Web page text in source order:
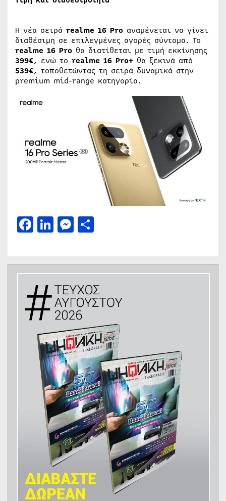
Η νέα σειρά realme 16 Pro αναμένεται να γίνει
διαθέσιμη σε επιλεγμένες αγορές σύντομα. Το
realme 16 Pro θα διατίθεται με τιμή εκκίνησης
399€, ενώ το realme 16 Pro+ θα ξεκινά από
539€, τοποθετώντας τη σειρά δυναμικά στην
premium mid-range κατηγορία.
Facebook
LinkedIn
Messenger